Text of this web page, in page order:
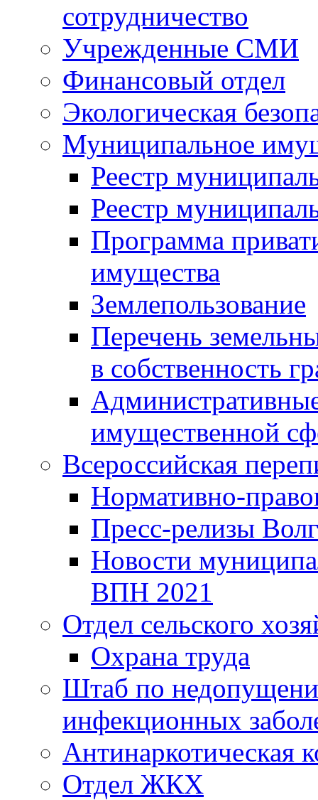
сотрудничество
Учрежденные СМИ
Финансовый отдел
Экологическая
Муниципальное
Реестр
Реестр
Программа
имущества
Землепользование
Перечень
в собственность
имущественной
Всероссийская
Нормативно-
Пресс-релизы
Новости
ВПН 2021
Отдел сельского
Охрана труда
Штаб по
инфекционных
Антинаркотическая
Отдел ЖКХ